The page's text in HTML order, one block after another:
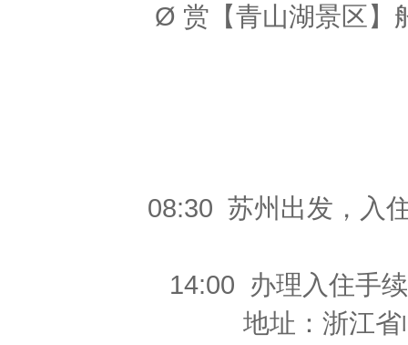
Ø 赏【青山湖景区】
08:30 苏州出发，入
14:00 办理入住手
地址：浙江